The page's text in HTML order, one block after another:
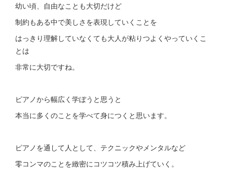
幼い頃、自由なことも大切だけど
制約もある中で美しさを表現していくことを
はっきり理解していなくても大人が粘りつよくやっていくこ
とは
非常に大切ですね。
ピアノから幅広く学ぼうと思うと
本当に多くのことを学べて身につくと思います。
ピアノを通して人として、テクニックやメンタルなど
零コンマのことを緻密にコツコツ積み上げていく。